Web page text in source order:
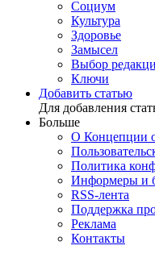
Социум
Культура
Здоровье
Замысел
Выбор
Ключи
Добавить статью
Для добавления
Больше
О Концепции
Политика
Информеры и
RSS-лента
Поддержка
Реклама
Контакты